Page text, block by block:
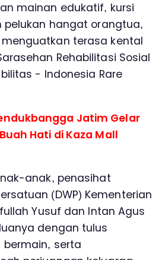
mainan edukatif, kursi
hangat orangtua,
terasa kental
Rehabilitasi Sosial
- Indonesia Rare
Jatim Gelar
Hati di Kaza Mall
anak, penasihat
(DWP) Kementerian
Yusuf dan Intan Agus
dengan tulus
serta